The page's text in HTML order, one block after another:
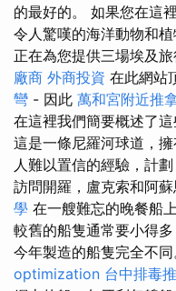
的最好的。 如果您在這
令人驚嘆的海洋動物和
正在為您提供三場埃及
廠商 外商投資 在此網站
彎 - 因此 萬和宮附近推
在這裡我們簡要概述了這
這是一條尼羅河球道，擁
人難以置信的經驗，計劃
訪問開羅，盧克索和阿蘇
學 在一艘難忘的晚餐船
較舊的船隻通常要小得
今年製造的船隻完全不同
optimization 台中排毒